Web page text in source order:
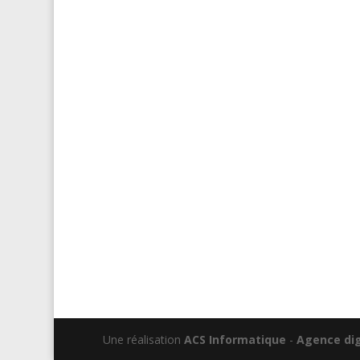
Une réalisation ACS Informatique - Agence